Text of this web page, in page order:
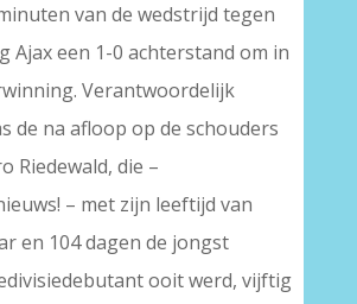
van de wedstrijd tegen
Ajax een 1-0 achterstand om in
Verantwoordelijk
de na afloop op de schouders
Riedewald, die –
– met zijn leeftijd van
en 104 dagen de jongst
ooit werd, vijftig